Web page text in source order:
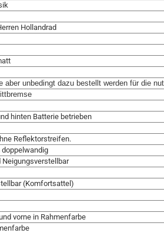
Hollandrad
aber unbedingt dazu bestellt werden für die
hinten Batterie betrieben
Reflektorstreifen.
Neigungsverstellbar
(Komfortsattel)
vorne in Rahmenfarbe